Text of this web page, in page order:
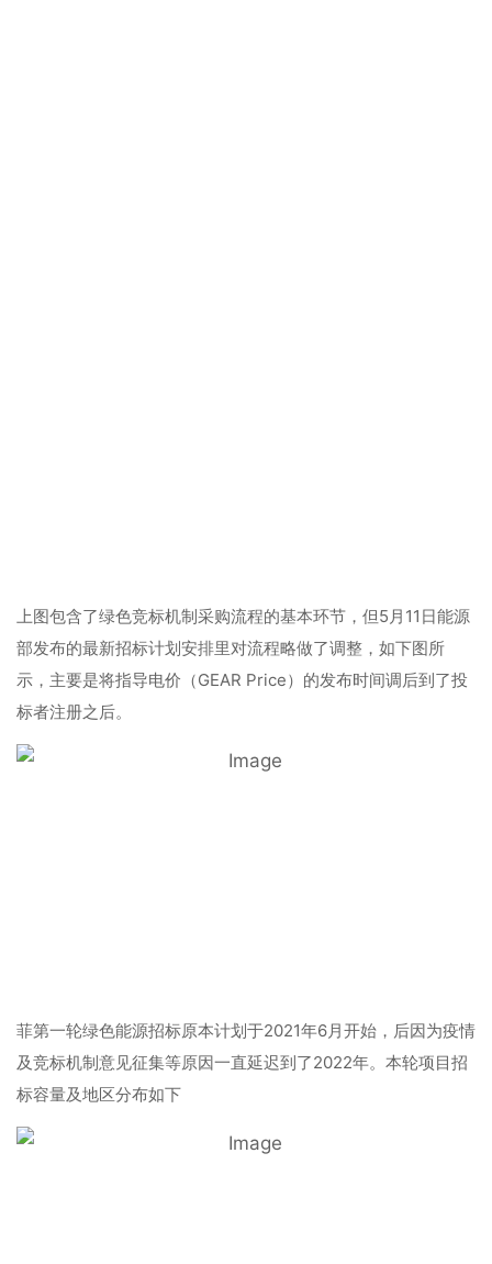
上图包含了绿色竞标机制采购流程的基本环节，但5月11日能源
部发布的最新招标计划安排里对流程略做了调整，如下图所
示，主要是将指导电价（GEAR Price）的发布时间调后到了投
标者注册之后。
菲第一轮绿色能源招标原本计划于2021年6月开始，后因为疫情
及竞标机制意见征集等原因一直延迟到了2022年。本轮项目招
标容量及地区分布如下